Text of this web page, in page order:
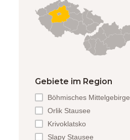
Gebiete im Region
Böhmisches Mittelgebirge
Orlik Stausee
Krivoklatsko
Slapy Stausee